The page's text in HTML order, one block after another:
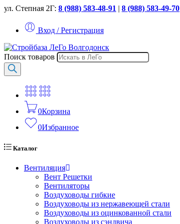
ул. Степная 2Г: 8 (988) 583-48-91 | 8 (988) 583-49-70
Вход / Регистрация
Поиск товаров
0Корзина
0Избранное
Каталог
Вентиляция
Вент Решетки
Вентиляторы
Воздуховоды гибкие
Воздуховоды из нержавеющей стали
Воздуховоды из оцинкованной стали
Воздуховоды из сэндвича